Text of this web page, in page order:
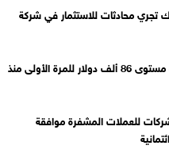
تجري محادثات للاستثمار في شركة
تراجع البيتكوين دون مستوى 86 ألف دولار للمرة الأولى منذ
للعملات المشفرة موافقة